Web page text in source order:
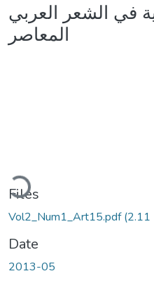
في الشعر العربي
المعاصر
Files
Vol2_Num1_Art15.pdf(2.11
Date
2013-05